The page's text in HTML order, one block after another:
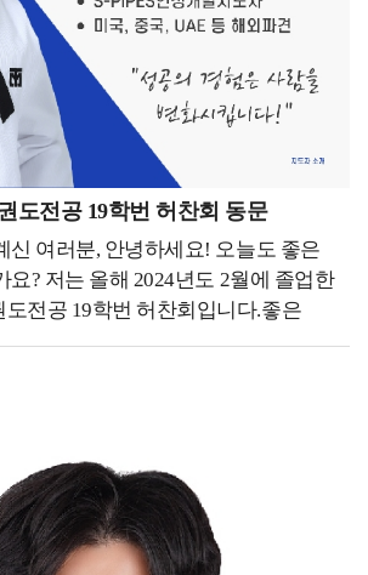
교 기숙사, 호텔 등 대규모 시설 청소
며, 단순한 청소가 아닌 공간 컨디션을
별화를 두고 있습니다. 이 과정에서
축하는 것이 무엇보다 중요했습니다.
즈니스에서도 강력한 무기가 될 수
감하기 때문에 산업디자인과에서 배운
청소업이 아니라 고객들에게
록 브랜드 로고, 웹사이트, SNS 콘텐츠,
접 기획하고 실행했습니다. 그렇게
, 차별화된 서비스 포지셔닝에
랜드로 성장시키기 위해 노력하고
게 하고 싶은 말을 자유롭게 써주세요.
할 수 있는 것들을 더 즐겼으면
도 드는 것 같습니다. 배운 것은
에, 어떻게 활용할지는 스스로
다. 여러분이 지금 배우는 것들이
도전공 19학번 허찬회 동문
신 여러분, 안녕하세요! 오늘도 좋은
요? 저는 올해 2024년도 2월에 졸업한
전공 19학번 허찬회입니다.좋은
, 내년 9월 영국에 위치한
에 스포츠 매니지먼트
할 예정입니다. 올해 태권도전공
체육회 스포츠마케팅 서포터즈